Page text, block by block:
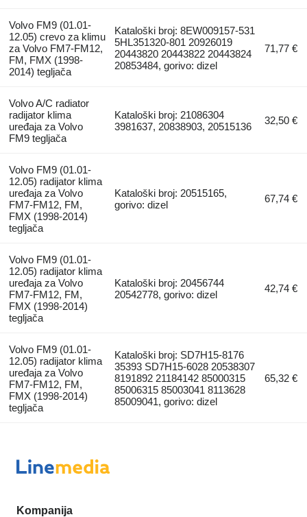
Volvo FM9 (01.01-
12.05) crevo za klimu
za Volvo FM7-FM12,
FM, FMX (1998-
2014) tegljača
Kataloški broj: 8EW009157-531
5HL351320-801 20926019
20443820 20443822 20443824
20853484, gorivo: dizel
71,77 €
Volvo A/C radiator
radijator klima
uređaja za Volvo
FM9 tegljača
Kataloški broj: 21086304
3981637, 20838903, 20515136
32,50 €
Volvo FM9 (01.01-
12.05) radijator klima
uređaja za Volvo
FM7-FM12, FM,
FMX (1998-2014)
tegljača
Kataloški broj: 20515165,
gorivo: dizel
67,74 €
Volvo FM9 (01.01-
12.05) radijator klima
uređaja za Volvo
FM7-FM12, FM,
FMX (1998-2014)
tegljača
Kataloški broj: 20456744
20542778, gorivo: dizel
42,74 €
Volvo FM9 (01.01-
12.05) radijator klima
uređaja za Volvo
FM7-FM12, FM,
FMX (1998-2014)
tegljača
Kataloški broj: SD7H15-8176
35393 SD7H15-6028 20538307
8191892 21184142 85000315
85006315 85003041 8113628
85009041, gorivo: dizel
65,32 €
Kompanija